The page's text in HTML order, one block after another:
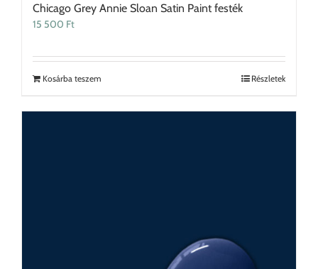
Chicago Grey Annie Sloan Satin Paint festék
15 500 Ft
Kosárba teszem Részletek